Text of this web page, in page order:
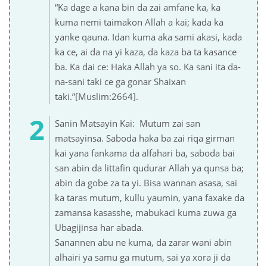
“Ka dage a kana bin da zai amfane ka, ka
kuma nemi taimakon Allah a kai; kada ka
yanke qauna. Idan kuma aka sami akasi, kada
ka ce, ai da na yi kaza, da kaza ba ta kasance
ba. Ka dai ce: Haka Allah ya so. Ka sani ita da-
na-sani taki ce ga gonar Shaixan
taki.”[Muslim:2664].
Sanin Matsayin Kai: Mutum zai san
matsayinsa. Saboda haka ba zai riqa girman
kai yana fankama da alfahari ba, saboda bai
san abin da littafin qudurar Allah ya qunsa ba;
abin da gobe za ta yi. Bisa wannan asasa, sai
ka taras mutum, kullu yaumin, yana faxake da
zamansa kasasshe, mabukaci kuma zuwa ga
Ubagijinsa har abada.
Sanannen abu ne kuma, da zarar wani abin
alhairi ya samu ga mutum, sai ya xora ji da